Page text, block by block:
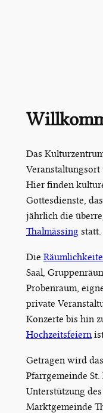
Das
Hier finden
Gottesdienste,
jährlich die
Thalmässing statt.
Die
Saal,
Probenraum,
private
Konzerte bis hin
Hochzeitsfeiern
Getragen wird
Pfarrgemeinde
Unterstützung
Marktgemeinde